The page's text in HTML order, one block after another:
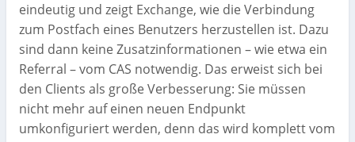
eindeutig und zeigt Exchange, wie die Verbindung
zum Postfach eines Benutzers herzustellen ist. Dazu
sind dann keine Zusatzinformationen – wie etwa ein
Referral – vom CAS notwendig. Das erweist sich bei
den Clients als große Verbesserung: Sie müssen
nicht mehr auf einen neuen Endpunkt
umkonfiguriert werden, denn das wird komplett vom